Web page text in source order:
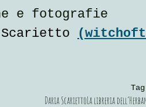
e fotografie
Daria ScariettoLa libreria